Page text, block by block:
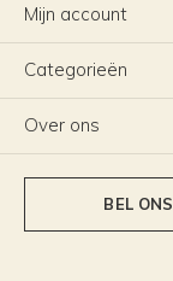
Mijn account
Categorieën
Over ons
BEL ONS